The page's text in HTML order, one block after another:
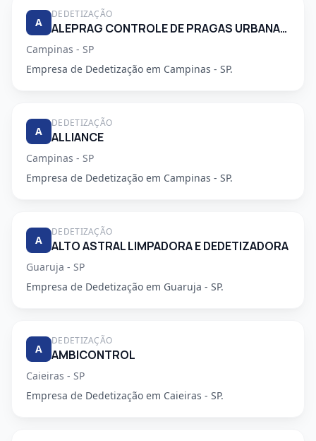
A
DEDETIZAÇÃO
ALEPRAG CONTROLE DE PRAGAS URBANAS LTDA
Campinas - SP
Empresa de Dedetização em Campinas - SP.
A
DEDETIZAÇÃO
ALLIANCE
Campinas - SP
Empresa de Dedetização em Campinas - SP.
A
DEDETIZAÇÃO
ALTO ASTRAL LIMPADORA E DEDETIZADORA
Guaruja - SP
Empresa de Dedetização em Guaruja - SP.
A
DEDETIZAÇÃO
AMBICONTROL
Caieiras - SP
Empresa de Dedetização em Caieiras - SP.